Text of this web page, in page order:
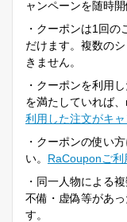
ャンペーンを随時開
・クーポンは1回
だけます。複数の
きません。
・クーポンを利用
を満たしていれば
利用した注文がキ
・クーポンの使い
い。 RaCouponご利
・同一人物による
不備・虚偽等があ
す。